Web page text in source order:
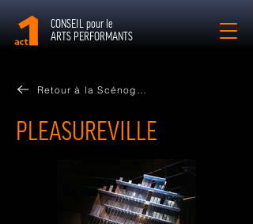
CONSEIL pour le
ARTS PERFORMANTS
PLEASUREVILLE